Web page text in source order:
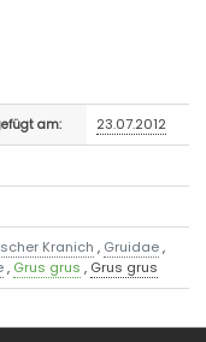
am: 23.07.2012
Kranich , Gruidae,
, Grus grus , Grus grus